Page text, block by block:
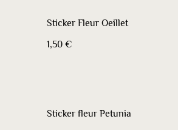
Sticker Fleur Oeillet
1,50 €
Sticker fleur Petunia